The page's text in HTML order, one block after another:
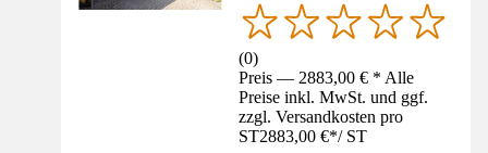
(0)
Preis — 2883,00 € * Alle
Preise inkl. MwSt. und ggf.
zzgl. Versandkosten pro
ST2883,00 €*/ ST